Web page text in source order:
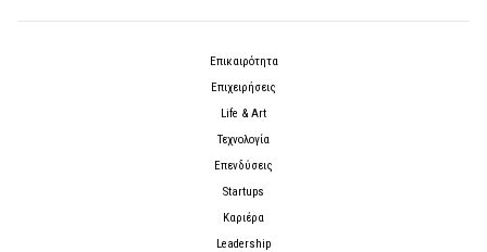
Επικαιρότητα
Επιχειρήσεις
Life & Art
Τεχνολογία
Επενδύσεις
Startups
Καριέρα
Leadership